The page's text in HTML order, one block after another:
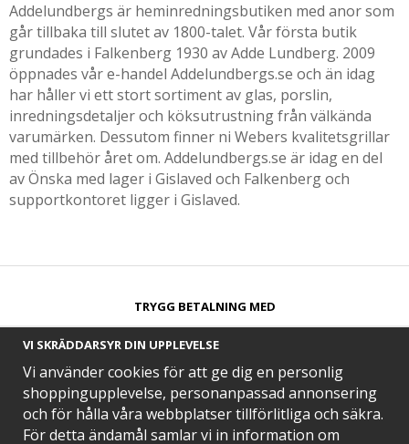
Addelundbergs är heminredningsbutiken med anor som
går tillbaka till slutet av 1800-talet. Vår första butik
grundades i Falkenberg 1930 av Adde Lundberg. 2009
öppnades vår e-handel Addelundbergs.se och än idag
har håller vi ett stort sortiment av glas, porslin,
inredningsdetaljer och köksutrustning från välkända
varumärken. Dessutom finner ni Webers kvalitetsgrillar
med tillbehör året om. Addelundbergs.se är idag en del
av Önska med lager i Gislaved och Falkenberg och
supportkontoret ligger i Gislaved.
TRYGG BETALNING MED​
SNABB LEVERANS MED
VI SKRÄDDARSYR DIN UPPLEVELSE
Vi använder cookies för att ge dig en personlig
shoppingupplevelse, personanpassad annonsering
och för hålla våra webbplatser tillförlitliga och säkra.
För detta ändamål samlar vi in information om